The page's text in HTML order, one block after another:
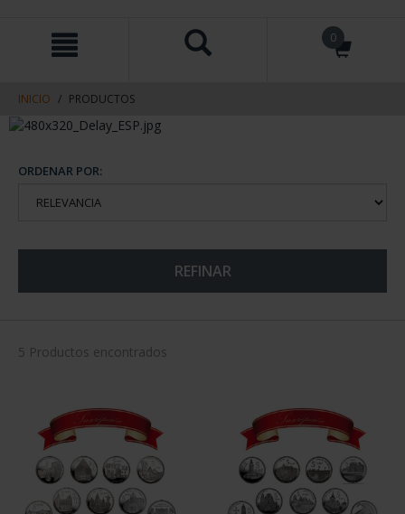
contenido
navegacin
0
INICIO PRODUCTOS
ORDENAR POR:
REFINAR
5 Productos encontrados